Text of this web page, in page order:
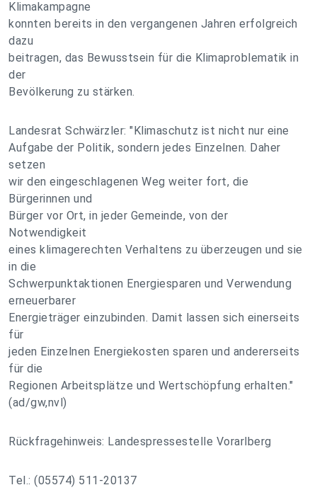
Klimakampagne
konnten bereits in den vergangenen Jahren erfolgreich
dazu
beitragen, das Bewusstsein für die Klimaproblematik in
der
Bevölkerung zu stärken.
Landesrat Schwärzler: "Klimaschutz ist nicht nur eine
Aufgabe der Politik, sondern jedes Einzelnen. Daher
setzen
wir den eingeschlagenen Weg weiter fort, die
Bürgerinnen und
Bürger vor Ort, in jeder Gemeinde, von der
Notwendigkeit
eines klimagerechten Verhaltens zu überzeugen und sie
in die
Schwerpunktaktionen Energiesparen und Verwendung
erneuerbarer
Energieträger einzubinden. Damit lassen sich einerseits
für
jeden Einzelnen Energiekosten sparen und andererseits
für die
Regionen Arbeitsplätze und Wertschöpfung erhalten."
(ad/gw,nvl)
Rückfragehinweis: Landespressestelle Vorarlberg
Tel.: (05574) 511-20137